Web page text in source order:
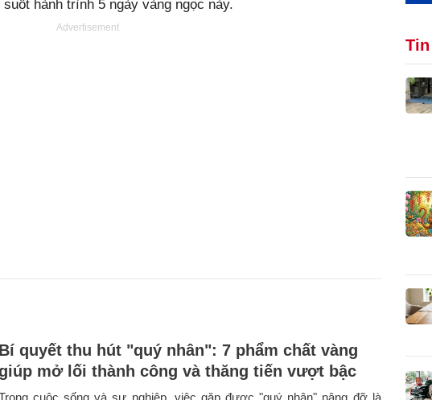
hành trình 5 ngày vàng ngọc này.
Advertisement
Bí quyết thu hút "quý nhân": 7 phẩm chất vàng
mở lối thành công và thăng tiến vượt bậc
cuộc sống và sự nghiệp, việc gặp được "quý nhân" nâng đỡ là